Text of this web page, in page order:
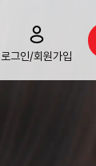
로그인/회원가입